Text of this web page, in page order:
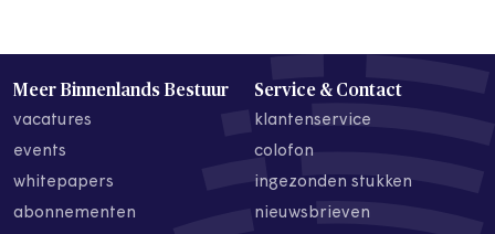
Meer Binnenlands Bestuur
vacatures
events
whitepapers
abonnementen
Service & Contact
klantenservice
colofon
ingezonden stukken
nieuwsbrieven